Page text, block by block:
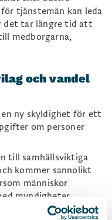
tjänstemän kan leda
det tar längre tid att
medborgarna,
och vandel
en ny skyldighet för ett
om personer
till samhällsviktiga
kommer sannolikt
människor
myndigheter.
utvisa personer